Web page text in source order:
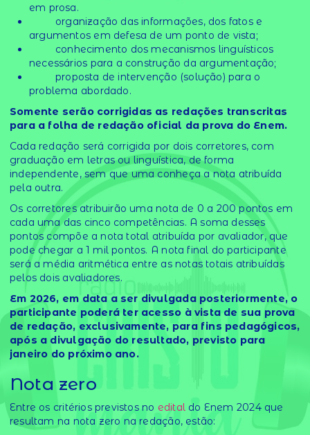
em prosa.
organização das informações, dos fatos e
argumentos em defesa de um ponto de vista;
conhecimento dos mecanismos linguísticos
necessários para a construção da argumentação;
proposta de intervenção (solução) para o
problema abordado.
Somente serão corrigidas as redações transcritas
para a folha de redação oficial da prova do Enem.
Cada redação será corrigida por dois corretores, com
graduação em letras ou linguística, de forma
independente, sem que uma conheça a nota atribuída
pela outra.
Os corretores atribuirão uma nota de 0 a 200 pontos em
cada uma das cinco competências. A soma desses
pontos compõe a nota total atribuída por avaliador, que
pode chegar a 1 mil pontos. A nota final do participante
será a média aritmética entre as notas totais atribuídas
pelos dois avaliadores.
Em 2026, em data a ser divulgada posteriormente, o
participante poderá ter acesso à vista de sua prova
de redação, exclusivamente, para fins pedagógicos,
após a divulgação do resultado, previsto para
janeiro do próximo ano.
Nota zero
Entre os critérios previstos no edital do Enem 2024 que
resultam na nota zero na redação, estão: